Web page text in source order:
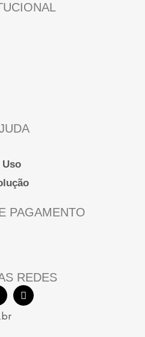
Uso
PAGAMENTO
REDES
I
n